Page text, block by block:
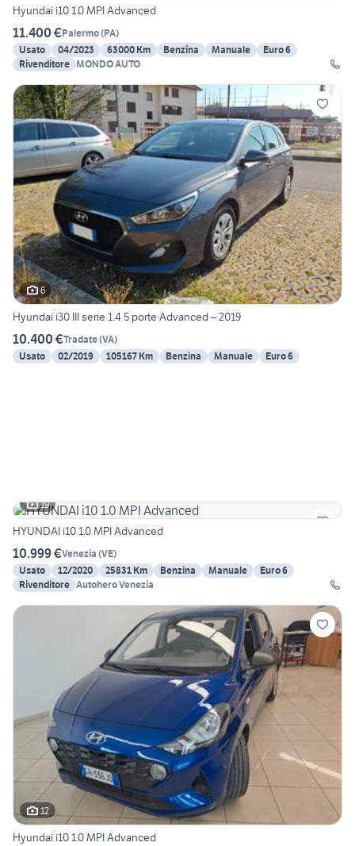
Hyundai i10 1.0 MPI Advanced
11.400 €Palermo(PA)
Usato
04/2023 63000 Km Benzina Manuale
Euro 6
Rivenditore MONDO AUTO
6
Hyundai i30 III serie 1.4 5 porte Advanced – 2019
10.400 €Tradate(VA)
Usato
02/2019 105167 Km Benzina Manuale Euro 6
19
HYUNDAI i10 1.0 MPI Advanced
10.999 €Venezia (VE)
Usato
12/2020 25831 Km Benzina Manuale
Euro 6
Rivenditore Autohero Venezia
12
Hyundai i10 1.0 MPI Advanced